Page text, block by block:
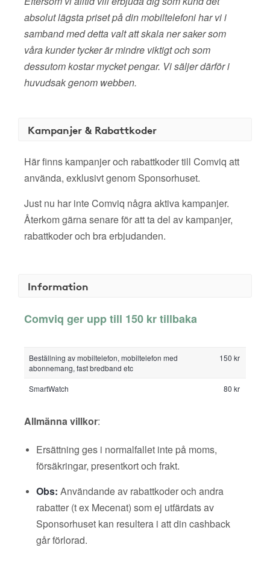
absolut lägsta priset på din mobiltelefoni har vi i
samband med detta valt att skala ner saker som
våra kunder tycker är mindre viktigt och som
dessutom kostar mycket pengar. Vi säljer därför i
huvudsak genom webben.
Kampanjer & Rabattkoder
Här finns kampanjer och rabattkoder till Comviq att
använda, exklusivt genom Sponsorhuset.
Just nu har inte Comviq några aktiva kampanjer.
Återkom gärna senare för att ta del av kampanjer,
rabattkoder och bra erbjudanden.
Information
Comviq ger upp till 150 kr tillbaka
Beställning av mobiltelefon, mobiltelefon med
abonnemang, fast bredband etc
150 kr
SmartWatch 80 kr
Allmänna villkor:
Ersättning ges i normalfallet inte på moms,
försäkringar, presentkort och frakt.
Obs: Användande av rabattkoder och andra
rabatter (t ex Mecenat) som ej utfärdats av
Sponsorhuset kan resultera i att din cashback
går förlorad.